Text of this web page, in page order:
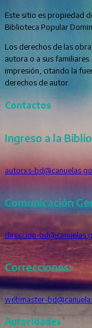
Este sitio es propiedad
Biblioteca Popular
Los derechos de las
autora o a sus
impresión, citando la
derechos de autor.
Contactos
Ingreso a la
autorxs-
Comunicación
direccion-
Correcciones:
webmaster-
Autoridades